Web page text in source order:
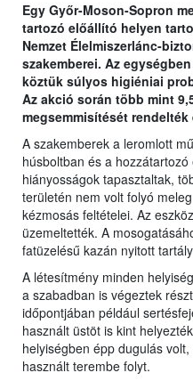
Egy Győr-Moson-Sopron
tartozó előállító helyen
Nemzet Élelmiszerlánc-
szakemberei. Az
köztük súlyos higiéniai
Az akció során több mint
megsemmisítését rendelték
A szakemberek a leromlott
húsboltban és a
hiányosságok tapasztaltak,
területén nem volt folyó
kézmosás feltételei. Az
üzemeltették. A
fatüzelésű kazán nyitott
A létesítmény minden
a szabadban is végeztek
időpontjában például
használt üstöt is kint
helyiségben épp dugulás
használt terembe folyt.